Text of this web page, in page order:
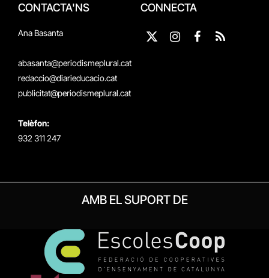
CONTACTA'NS
Ana Basanta
abasanta@periodismeplural.cat
redaccio@diarieducacio.cat
publicitat@periodismeplural.cat
Telèfon:
932 311 247
CONNECTA
X
Instagram
Facebook
RSS
AMB EL SUPORT DE